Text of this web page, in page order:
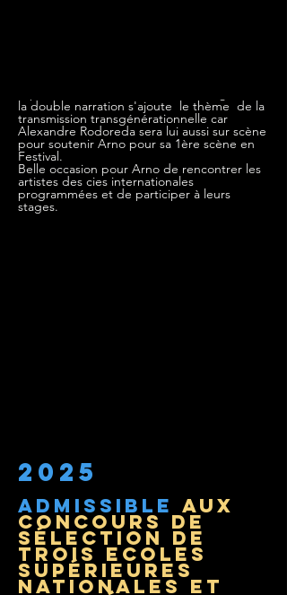
la double narration s'ajoute le thème de la
transmission transgénérationnelle car
Alexandre Rodoreda sera lui aussi sur scène
pour soutenir Arno pour sa 1ère scène en
Festival.
Belle occasion pour Arno de rencontrer les
artistes des cies internationales
programmées et de participer à leurs
stages.
2025
admissible aux
concours de
sélection de
trois ecoles
supérieures
nationales et